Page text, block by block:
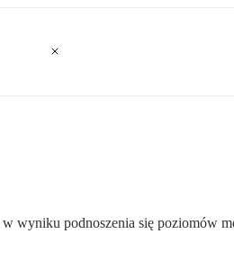
wyniku podnoszenia się poziomów